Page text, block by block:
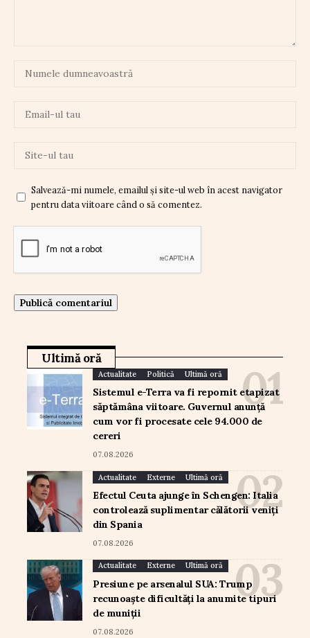
Salvează-mi numele, emailul și site-ul web în acest navigator
pentru data viitoare când o să comentez.
Ultimă oră
Actualitate Politică Ultimă oră
Sistemul e-Terra va fi repornit etapizat
săptămâna viitoare. Guvernul anunță
cum vor fi procesate cele 94.000 de
cereri
07.08.2026
Actualitate Externe Ultimă oră
Efectul Ceuta ajunge în Schengen: Italia
controlează suplimentar călătorii veniți
din Spania
07.08.2026
Actualitate Externe Ultimă oră
Presiune pe arsenalul SUA: Trump
recunoaște dificultăți la anumite tipuri
de muniții
07.08.2026